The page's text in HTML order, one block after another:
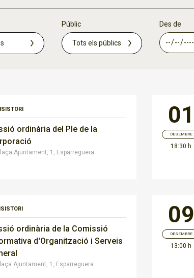
Públic Des de
ordinària del Ple de la
Ajuntament, 1, Esparreguera
01
DESEMBRE
18:30 h
ordinària de la Comissió
d'Organització i Serveis
Ajuntament, 1, Esparreguera
09
DESEMBRE
13:00 h